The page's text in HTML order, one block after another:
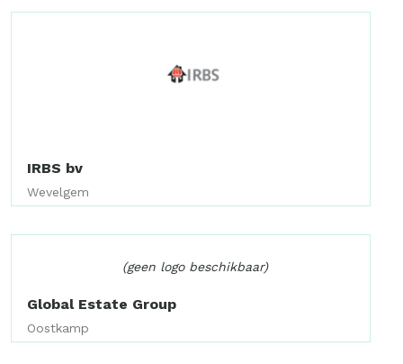
IRBS bv
Wevelgem
(geen logo beschikbaar)
Global Estate Group
Oostkamp